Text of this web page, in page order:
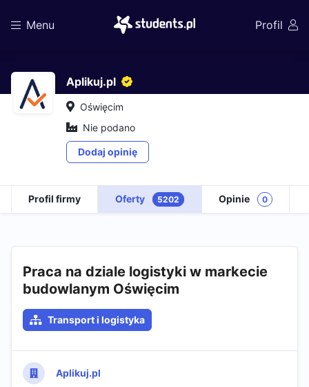
Menu Profil
Aplikuj.pl
Oświęcim
Nie podano
Dodaj opinię
Profil firmy Oferty 5202 Opinie 0
Praca na dziale logistyki w markecie
budowlanym Oświęcim
Transport i logistyka
Aplikuj.pl